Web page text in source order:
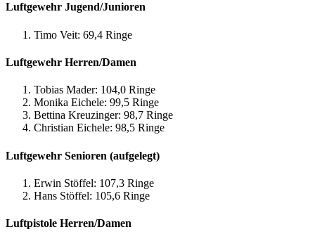
Luftgewehr Jugend/Junioren
Timo Veit: 69,4 Ringe
Luftgewehr Herren/Damen
Tobias Mader: 104,0 Ringe
Monika Eichele: 99,5 Ringe
Bettina Kreuzinger: 98,7 Ringe
Christian Eichele: 98,5 Ringe
Luftgewehr Senioren (aufgelegt)
Erwin Stöffel: 107,3 Ringe
Hans Stöffel: 105,6 Ringe
Luftpistole Herren/Damen